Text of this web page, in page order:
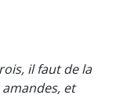
il faut de la
et